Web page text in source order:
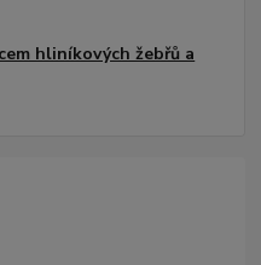
hliníkových žebřů a